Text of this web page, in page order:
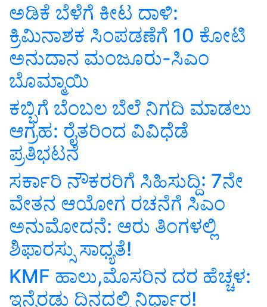
ಅಡಿಕೆ ಬೆಳೆಗೆ ಕೀಟ ದಾಳಿ:
ಕ್ರಿಮಿನಾಶಕ ಸಿಂಪಡಣೆಗೆ 10 ಕೋಟಿ
ಅನುದಾನ ಮಂಜೂರು-ಸಿಎಂ
ಬೊಮ್ಮಾಯಿ
ಕಬ್ಬಿಗೆ ಬೆಂಬಲ ಬೆಲೆ ನಿಗದಿ ಮಾಡಲು
ಆಗ್ರಹ: ರೈತರಿಂದ ವಿವಿಧೆಡೆ
ಪ್ರತಿಭಟನೆ
ಸರ್ಕಾರಿ ನೌಕರರಿಗೆ ಸಿಹಿಸುದ್ದಿ: 7ನೇ
ವೇತನ ಆಯೋಗ ರಚನೆಗೆ ಸಿಎಂ
ಅನುಮೋದನೆ: ಆರು ತಿಂಗಳಲ್ಲಿ
ಶಿಫಾರಸ್ಸು ಸಾಧ್ಯತೆ!
KMF ಹಾಲು,ಮೊಸರಿನ ದರ ಹೆಚ್ಚಳ:
ಇನ್ನೆರಡು ದಿನದಲ್ಲಿ ನಿರ್ಧಾರ!